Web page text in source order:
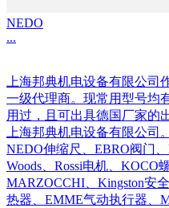
NEDO
...
上海邦典机电设备有限公司
一级代理商。现常用型号均
用过，且可出具德国厂家的
上海邦典机电设备有限公司
NEDO伸缩尺、EBRO阀门
Woods、Rossi电机、KOCO
MARZOCCHI、Kingston安
热器、EMME气动执行器、